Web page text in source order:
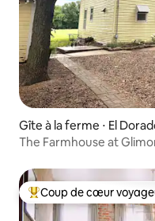
Gîte à la ferme ⋅ El
The Farmhouse at
Coups de cœur
Coup de cœur